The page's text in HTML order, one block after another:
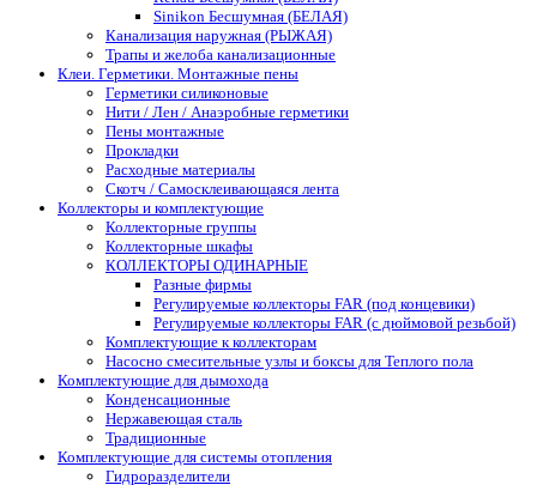
Sinikon Бесшумная (БЕЛАЯ)
Канализация наружная (РЫЖАЯ)
Трапы и желоба канализационные
Клеи. Герметики. Монтажные пены
Герметики силиконовые
Нити / Лен / Анаэробные герметики
Пены монтажные
Прокладки
Расходные материалы
Скотч / Самосклеивающаяся лента
Коллекторы и комплектующие
Коллекторные группы
Коллекторные шкафы
КОЛЛЕКТОРЫ ОДИНАРНЫЕ
Разные фирмы
Регулируемые коллекторы FAR (под концевики)
Регулируемые коллекторы FAR (с дюймовой резьбой)
Комплектующие к коллекторам
Насосно смесительные узлы и боксы для Теплого пола
Комплектующие для дымохода
Конденсационные
Нержавеющая сталь
Традиционные
Комплектующие для системы отопления
Гидроразделители